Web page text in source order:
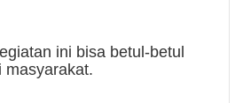
ini bisa betul-betul
masyarakat.